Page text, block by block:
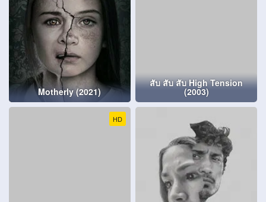
Motherly (2021)
สับ สับ สับ High Tension
(2003)
HD